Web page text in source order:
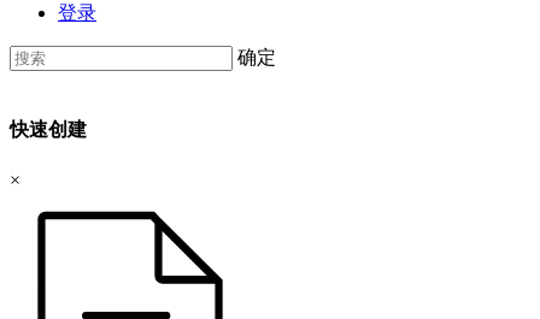
登录
确定
快速创建
×